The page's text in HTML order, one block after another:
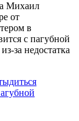
Михаил
от
в
с пагубной
за недостатка